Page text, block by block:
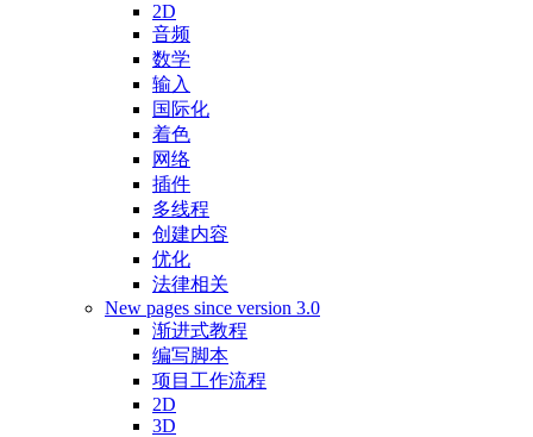
2D
音频
数学
输入
国际化
着色
网络
插件
多线程
创建内容
优化
法律相关
New pages since version 3.0
渐进式教程
编写脚本
项目工作流程
2D
3D